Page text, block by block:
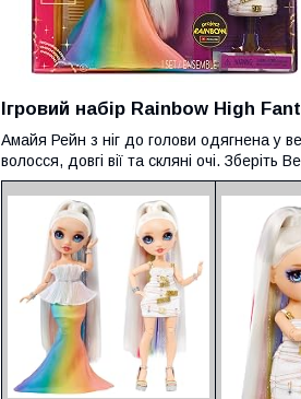
Ігровий набір Rainbow High
Амайя Рейн з ніг до голови одягнена у
волосся, довгі вії та скляні очі.